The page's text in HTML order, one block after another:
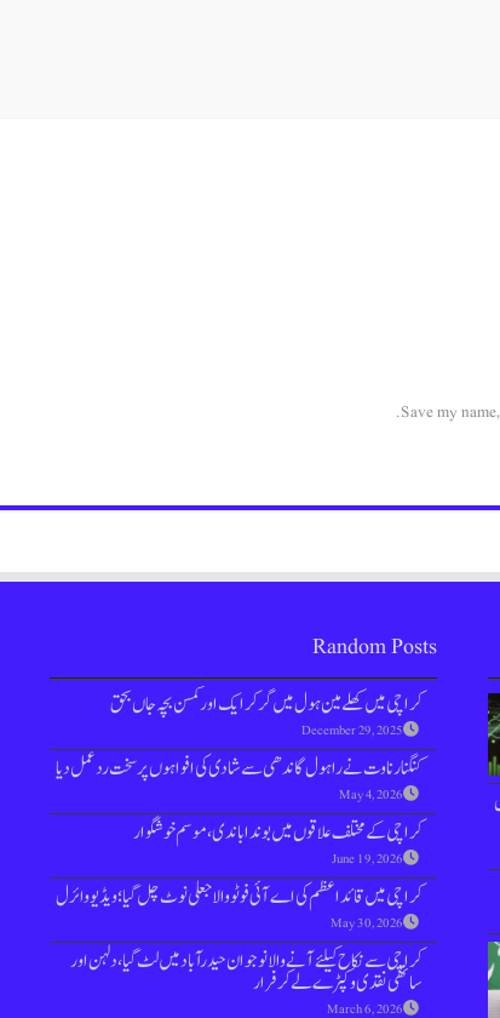
Save my
Random Posts
کراچی میں کھلے مین ہول میں گر کر ایک اور کمسن بچہ جاں بحق
December 29, 2025
کنگنا رناوت نے راہول گاندھی سے شادی کی افواہوں پر سخت ردعمل دیا
May 4, 2026
کراچی کے مختلف علاقوں میں بوندا باندی، موسم خوشگوار
June 19, 2026
کراچی میں قائداعظم کی اے آئی فوٹو والا جعلی نوٹ چل گیا؛ ویڈیو وائرل
May 30, 2026
کراچی سے نکاح کیلئے آنے والا نوجوان حیدرآباد میں لٹ گیا، دلہن اور
ساتھی نقدی و کپڑے لے کر فرار
March 6, 2026